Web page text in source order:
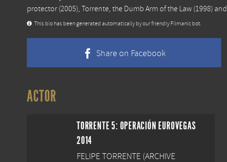
protector (2005), Torrente, the Dumb Arm of the Law (1998) and
This bio has been generated automatically by our friendly Filmanic bot.
Share on Facebook
ACTOR
TORRENTE 5: OPERACIÓN EUROVEGAS
2014
FELIPE TORRENTE (ARCHIVE